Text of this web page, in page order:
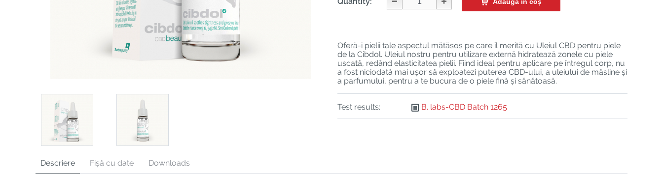
Oferă-i pielii tale aspectul mătăsos pe care îl merită cu Uleiul CBD pentru piele
de la Cibdol. Uleiul nostru pentru utilizare externă hidratează zonele cu piele
uscată, redând elasticitatea pielii. Fiind ideal pentru aplicare pe întregul corp, nu
a fost niciodată mai ușor să exploatezi puterea CBD-ului, a uleiului de măsline și
a parfumului, pentru a te bucura de o piele fină și sănătoasă.
Test results: B. labs-CBD Batch 1265
Descriere Fișă cu date Downloads